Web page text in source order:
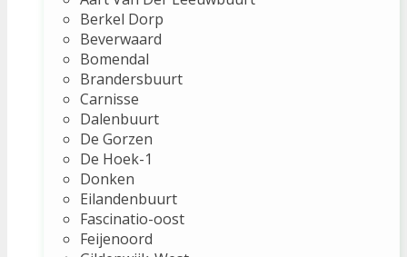
Berkel Dorp
Beverwaard
Bomendal
Brandersbuurt
Carnisse
Dalenbuurt
De Gorzen
De Hoek-1
Donken
Eilandenbuurt
Fascinatio-oost
Feijenoord